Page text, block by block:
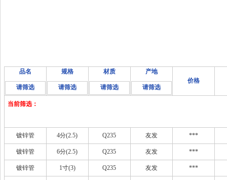
品名
请筛选
规格
请筛选
材质
请筛选
产地
请筛选
价格
当前筛选：
镀锌管 4分(2.5) Q235 友发 ***
镀锌管 6分(2.5) Q235 友发 ***
镀锌管 1寸(3) Q235 友发 ***